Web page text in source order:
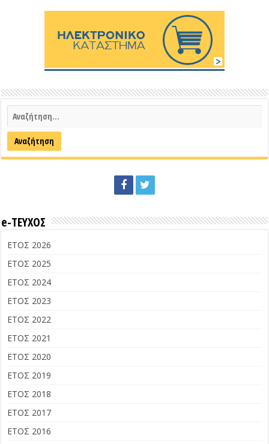
e-ΤΕΥΧΟΣ
ΕΤΟΣ 2026
ΕΤΟΣ 2025
ΕΤΟΣ 2024
ΕΤΟΣ 2023
ΕΤΟΣ 2022
ΕΤΟΣ 2021
ΕΤΟΣ 2020
ΕΤΟΣ 2019
ΕΤΟΣ 2018
ΕΤΟΣ 2017
ΕΤΟΣ 2016